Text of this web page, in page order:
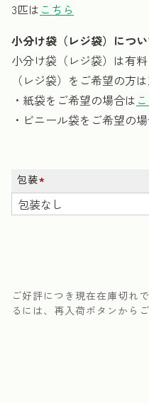
3匹は こちら
小分け袋（レジ袋）につ
小分け袋（レジ袋）は有
（レジ袋）をご希望の方
・紙袋をご希望の場合は
・ビニール袋をご希望の
包装
(必
須)
ご好評につき現在在庫切れ
るには、再入荷ボタンから